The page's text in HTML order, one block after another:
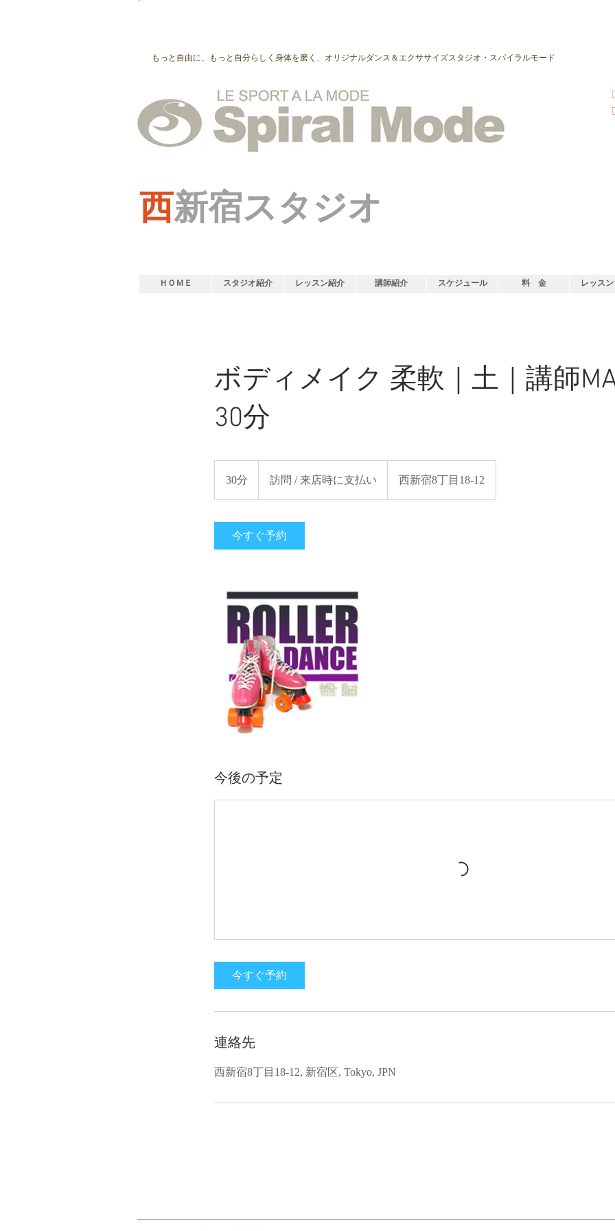
もっと自由に、もっと自分らしく身体を磨く、オリジナルダンス＆エクササイズスタジオ・スパイラルモード
西新宿スタジオ
ＨＯＭＥ スタジオ紹介 レッスン紹介 講師紹介 スケジュール 料 金 レッス
ボディメイク 柔軟｜土｜講師
30分
30分
店
に
支
払
い
訪問 / 来店時に支払い 西新宿8丁目18-12
今すぐ予約
今後の予定
今すぐ予約
連絡先
西新宿8丁目18-12, 新宿区, Tokyo, JPN